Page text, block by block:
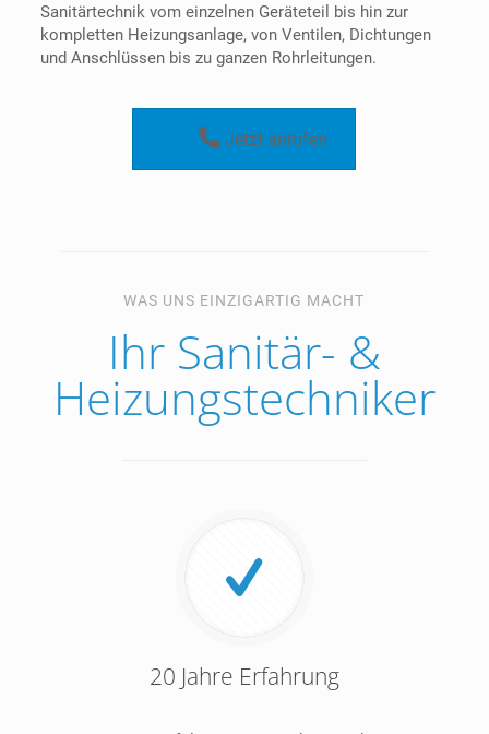
Sanitärtechnik vom einzelnen Geräteteil bis hin zur
kompletten Heizungsanlage, von Ventilen, Dichtungen
und Anschlüssen bis zu ganzen Rohrleitungen.
Jetzt anrufen
WAS UNS EINZIGARTIG MACHT
Ihr Sanitär- &
Heizungstechniker
20 Jahre Erfahrung